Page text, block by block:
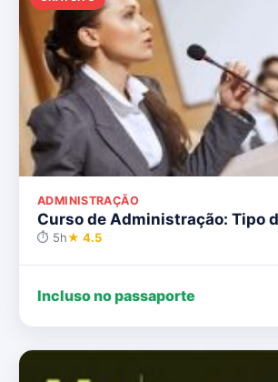
ADMINISTRAÇÃO
Curso de Administração: Tipo
⏱ 5h★ 4.5
Incluso no passaporte